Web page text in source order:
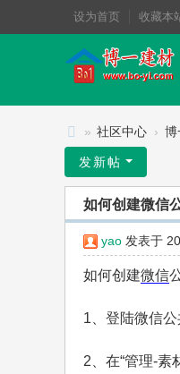
设为首页 收藏本
一
» 社区中心 › 博
发新帖
如何创建微信
yao 发表于
如何创建微信
1、登陆微信公
2、在“管理-素